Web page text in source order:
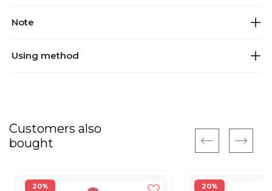
Note
Using method
Customers also
bought
20% 20%